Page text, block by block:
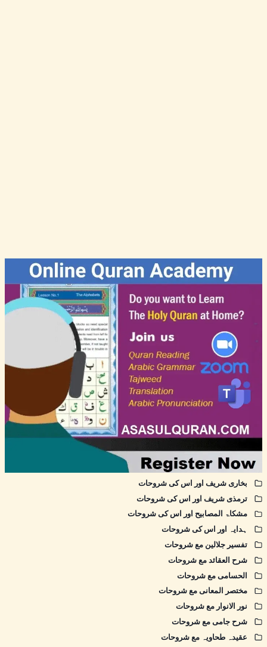
بخاری شریف اور اس کی شروحات
ترمذی شریف اور اس کی شروحات
مشکاۃ المصابیح اور اس کی شروحات
ہدایہ اور اس کی شروحات
تفسیر جلالین مع شروحات
شرح العقائد مع شروحات
الحسامی مع شروحات
مختصر المعانی مع شروحات
نور الانوار مع شروحات
شرح جامی مع شروحات
عقیدہ طحاویہ مع شروحات